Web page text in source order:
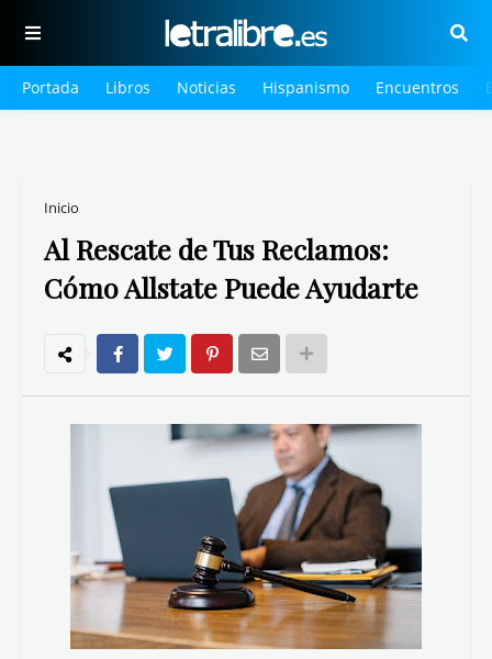
Portada Libros Noticias Hispanismo Encuentros
Inicio
Al Rescate de Tus Reclamos:
Cómo Allstate Puede Ayudarte